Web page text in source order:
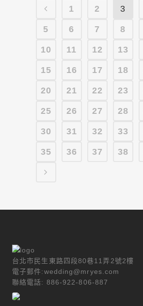
1 2 3
5 6 7 8
10 11 12 13
15 16 17 18
20 21 22 23
25 26 27 28
30 31 32 33
35 36 37 38
台北市民生東路四段80巷11弄2號2樓
電子郵件:wedding@mryes.com
聯絡電話: 886-922-806-887